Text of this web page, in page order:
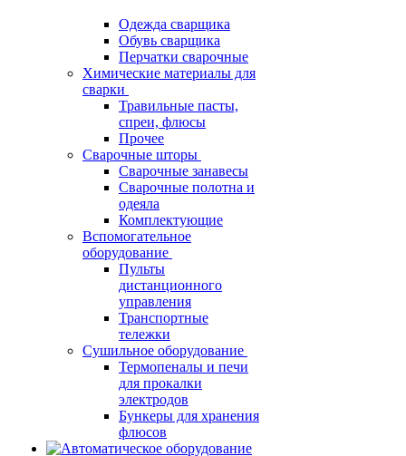
Одежда сварщика
Обувь сварщика
Перчатки сварочные
Химические материалы для
сварки
Травильные пасты,
спреи, флюсы
Прочее
Сварочные шторы
Сварочные занавесы
Сварочные полотна и
одеяла
Комплектующие
Вспомогательное
оборудование
Пульты
дистанционного
управления
Транспортные
тележки
Сушильное оборудование
Термопеналы и печи
для прокалки
электродов
Бункеры для хранения
флюсов